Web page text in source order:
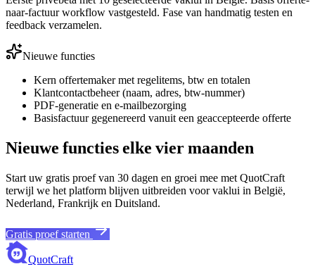
naar-factuur workflow vastgesteld. Fase van handmatig testen en
feedback verzamelen.
Nieuwe functies
Kern offertemaker met regelitems, btw en totalen
Klantcontactbeheer (naam, adres, btw-nummer)
PDF-generatie en e-mailbezorging
Basisfactuur gegenereerd vanuit een geaccepteerde offerte
Nieuwe functies elke vier maanden
Start uw gratis proef van 30 dagen en groei mee met QuotCraft
terwijl we het platform blijven uitbreiden voor vaklui in België,
Nederland, Frankrijk en Duitsland.
Gratis proef starten
QuotCraft